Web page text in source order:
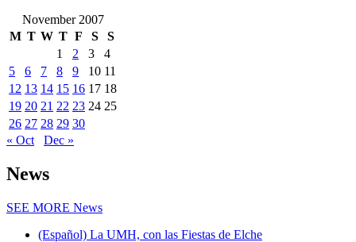
November 2007
M T W T F S
S
1
2 3
4
5
6 7 8 9 10 11
12 13 14 15 16 17 18
19 20 21 22 23 24 25
26 27 28 29 30
« Oct
Dec »
News
SEE MORE News
(Español) La UMH, con las Fiestas de Elche